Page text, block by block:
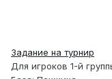
Задание на турнир
Для игроков 1-й